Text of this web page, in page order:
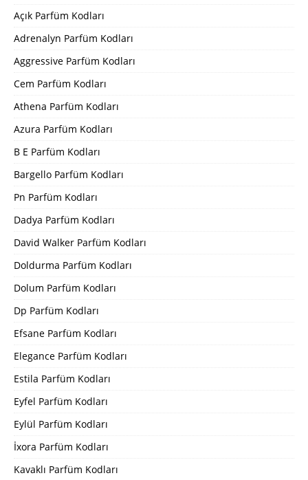
Açık Parfüm Kodları
Adrenalyn Parfüm Kodları
Aggressive Parfüm Kodları
Cem Parfüm Kodları
Athena Parfüm Kodları
Azura Parfüm Kodları
B E Parfüm Kodları
Bargello Parfüm Kodları
Pn Parfüm Kodları
Dadya Parfüm Kodları
David Walker Parfüm Kodları
Doldurma Parfüm Kodları
Dolum Parfüm Kodları
Dp Parfüm Kodları
Efsane Parfüm Kodları
Elegance Parfüm Kodları
Estila Parfüm Kodları
Eyfel Parfüm Kodları
Eylül Parfüm Kodları
İxora Parfüm Kodları
Kavaklı Parfüm Kodları